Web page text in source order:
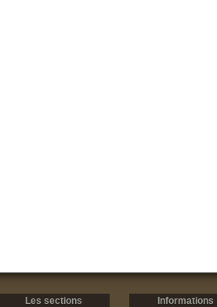
Les sections
Informations